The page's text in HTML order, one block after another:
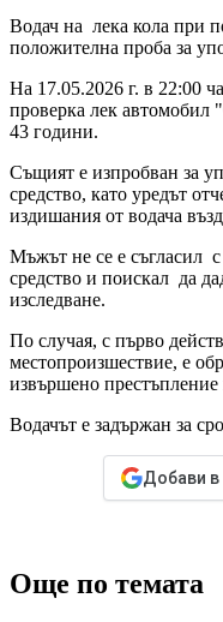
Водач на лека кола при
положителна проба за
На 17.05.2026 г. в 22:00
проверка лек автомобил
43 години.
Същият е изпробван за
средство, като уредът
издишания от водача
Мъжът не се е съгласил с
средство и поискал да
изследване.
По случая, с първо
местопроизшествие, е
извършено
Водачът е задържан за
Добави в
Още по темата